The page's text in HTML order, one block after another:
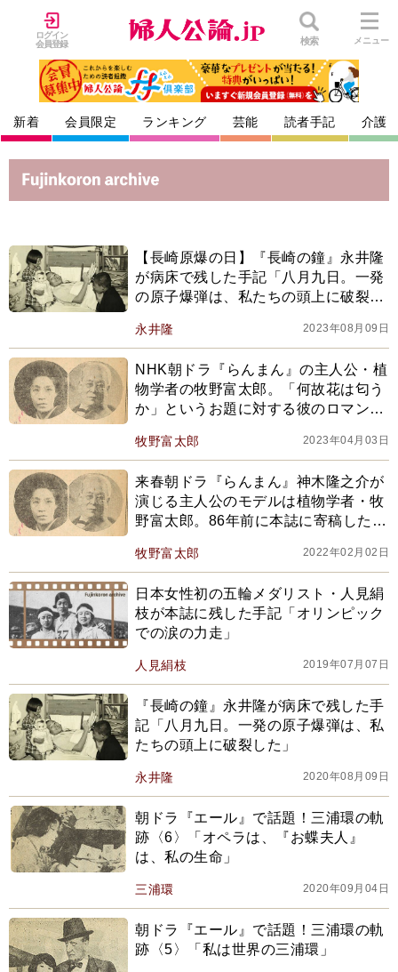
ログイン
会員登録
検索 メニュー
新着 会員限定 ランキング 芸能 読者手記 介護
【長崎原爆の日】『長崎の鐘』永井隆
が病床で残した手記「八月九日。一発
の原子爆弾は、私たちの頭上に破裂し
永井隆 2023年08月09日
NHK朝ドラ『らんまん』の主人公・植
物学者の牧野富太郎。「何故花は匂う
か」というお題に対する彼のロマンあ
牧野富太郎 2023年04月03日
来春朝ドラ『らんまん』神木隆之介が
演じる主人公のモデルは植物学者・牧
野富太郎。86年前に本誌に寄稿した
いる
牧野富太郎 2022年02月02日
日本女性初の五輪メダリスト・人見絹
枝が本誌に残した手記「オリンピック
での涙の力走」
人見絹枝 2019年07月07日
『長崎の鐘』永井隆が病床で残した手
記「八月九日。一発の原子爆弾は、私
たちの頭上に破裂した」
永井隆 2020年08月09日
朝ドラ『エール』で話題！三浦環の軌
跡〈6〉「オペラは、『お蝶夫人』
は、私の生命」
三浦環 2020年09月04日
朝ドラ『エール』で話題！三浦環の軌
跡〈5〉「私は世界の三浦環」